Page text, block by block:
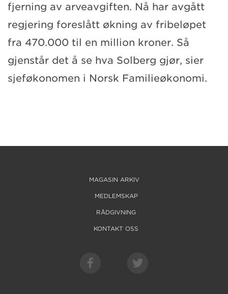
fjerning av arveavgiften. Nå har avgått
regjering foreslått økning av fribeløpet
fra 470.000 til en million kroner. Så
gjenstår det å se hva Solberg gjør, sier
sjeføkonomen i Norsk Familieøkonomi.
MAGASIN ARKIV
MEDLEMSKAP
RÅDGIVNING
KONTAKT OSS